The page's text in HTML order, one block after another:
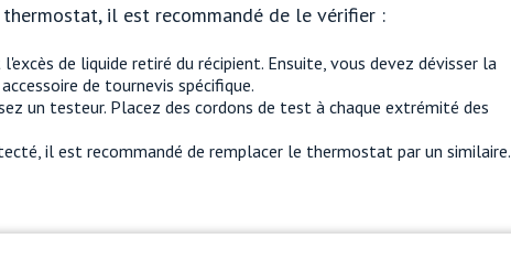
il est recommandé de le vérifier :
de liquide retiré du récipient. Ensuite, vous devez dévisser la
de tournevis spécifique.
un testeur. Placez des cordons de test à chaque extrémité des
il est recommandé de remplacer le thermostat par un similaire.